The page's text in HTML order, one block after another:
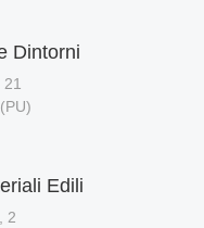
Dintorni
21
Edili
2